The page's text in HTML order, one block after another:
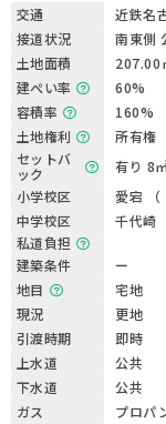
交通
近鉄名
接道状況
南東側
土地面積
207.00
建ぺい率
60%
容積率
160%
土地権利
所有権
セットバ
ック
有り 8
小学校区
愛宕 （
中学校区
千代崎
私道負担
建築条件
ー
地目
宅地
現況
更地
引渡時期
即時
上水道
公共
下水道
公共
ガス
プロパ